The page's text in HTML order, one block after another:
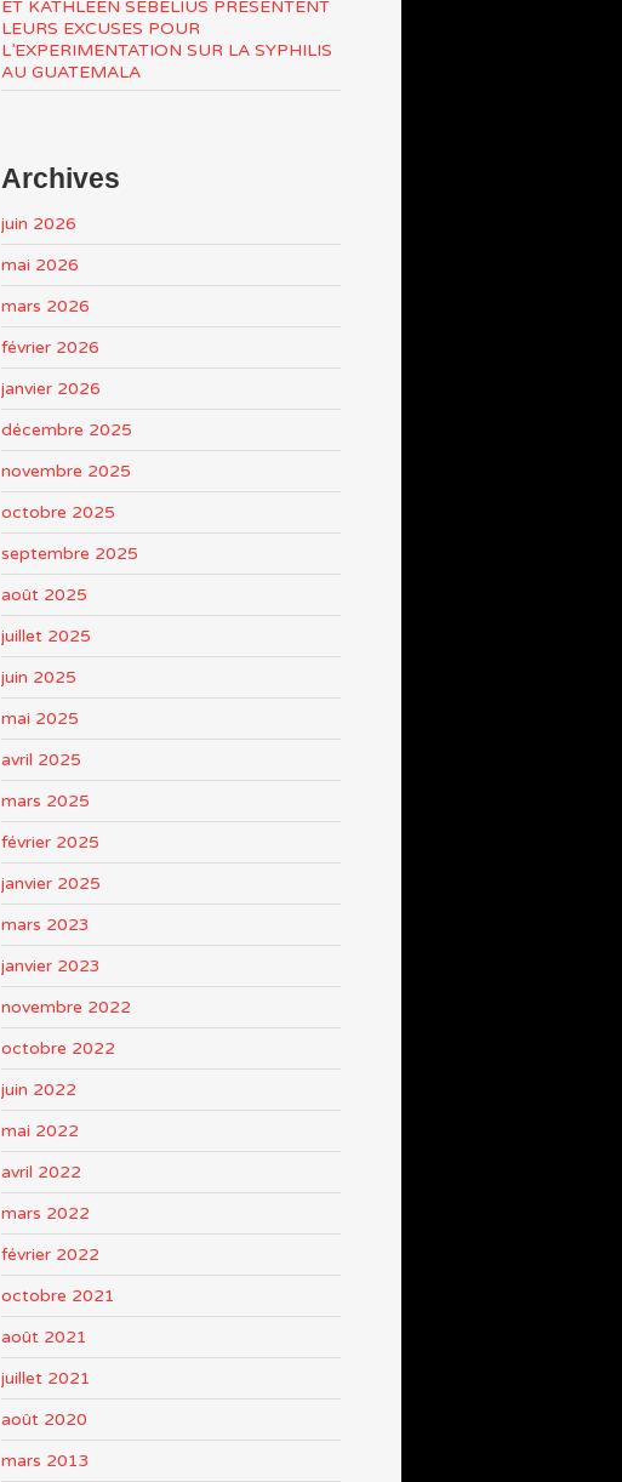
ET KATHLEEN SEBELIUS PRESENTENT
LEURS EXCUSES POUR
L’EXPERIMENTATION SUR LA SYPHILIS
AU GUATEMALA
Archives
juin 2026
mai 2026
mars 2026
février 2026
janvier 2026
décembre 2025
novembre 2025
octobre 2025
septembre 2025
août 2025
juillet 2025
juin 2025
mai 2025
avril 2025
mars 2025
février 2025
janvier 2025
mars 2023
janvier 2023
novembre 2022
octobre 2022
juin 2022
mai 2022
avril 2022
mars 2022
février 2022
octobre 2021
août 2021
juillet 2021
août 2020
mars 2013